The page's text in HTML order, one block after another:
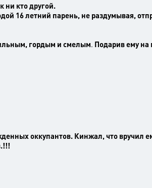
ни кто другой.
16 летний парень, не раздумывая,
гордым и смелым. Подарив ему на
оккупантов. Кинжал, что вручил